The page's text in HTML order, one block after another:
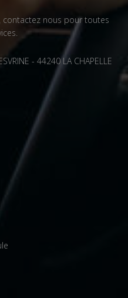
contactez nous pour toutes
- 44240 LA CHAPELLE